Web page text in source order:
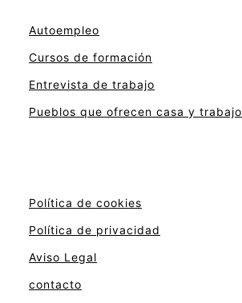
Autoempleo
Cursos de formación
Entrevista de trabajo
Pueblos que ofrecen casa y trabajo
Política de cookies
Política de privacidad
Aviso Legal
contacto